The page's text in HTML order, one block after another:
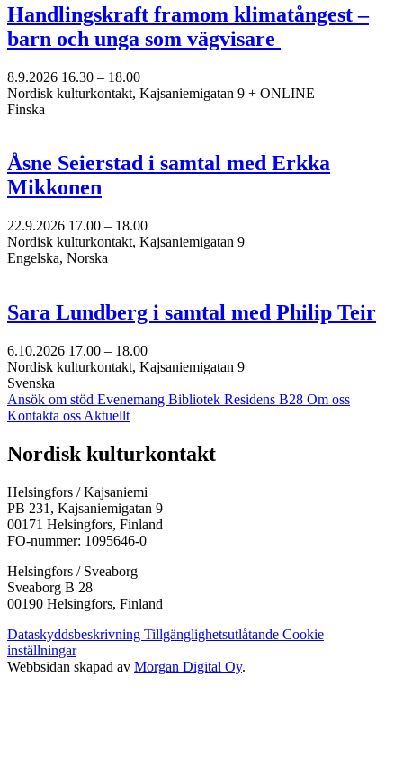
Handlingskraft framom klimatångest –
barn och unga som vägvisare
8.9.2026 16.30 – 18.00
Nordisk kulturkontakt, Kajsaniemigatan 9 + ONLINE
Finska
Åsne Seierstad i samtal med Erkka
Mikkonen
22.9.2026 17.00 – 18.00
Nordisk kulturkontakt, Kajsaniemigatan 9
Engelska, Norska
Sara Lundberg i samtal med Philip Teir
6.10.2026 17.00 – 18.00
Nordisk kulturkontakt, Kajsaniemigatan 9
Svenska
Ansök om stöd Evenemang Bibliotek Residens B28 Om oss
Kontakta oss Aktuellt
Facebook:
Öppnas
en
ny
flik
Instagram:
Öppnas
en
ny
flik
TikTok:
Öppnas
en
ny
flik
Youtube:
Öppnas
en
ny
flik
Vimeo:
Öppnas
en
ny
flik
Nordisk kulturkontakt
Helsingfors / Kajsaniemi
PB 231, Kajsaniemigatan 9
00171 Helsingfors, Finland
FO-nummer: 1095646-0
Helsingfors / Sveaborg
Sveaborg B 28
00190 Helsingfors, Finland
Dataskyddsbeskrivning Tillgänglighetsutlåtande Cookie
inställningar
Webbsidan skapad av Morgan Digital Oy.